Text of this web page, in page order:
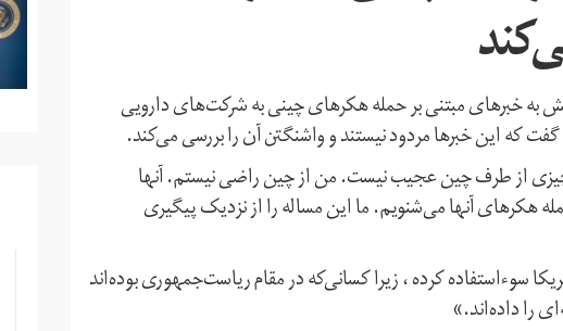
به خبرهای مبتنی بر حمله هکرهای چینی به شرکت‌های دارویی
که این خبرها مردود نیستند و واشنگتن آن را بررسی می‌کند.
از طرف چین عجیب نیست. من از چین راضی نیستم. آنها
هکرهای آنها می‌شنویم. ما این مساله را از نزدیک پیگیری
سوء‌استفاده کرده ، زیرا کسانی‌که در مقام ریاست‌جمهوری بوده‌اند
را داده‌اند.»